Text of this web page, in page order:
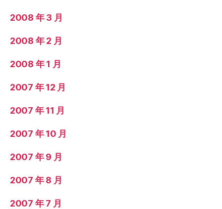
2008 年 3 月
2008 年 2 月
2008 年 1 月
2007 年 12 月
2007 年 11 月
2007 年 10 月
2007 年 9 月
2007 年 8 月
2007 年 7 月